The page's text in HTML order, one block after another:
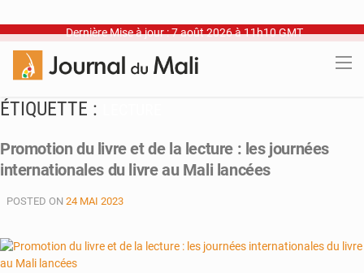
Dernière Mise à jour : 7 août 2026 à 11h10 GMT
ÉTIQUETTE :
Promotion du livre et de la lecture : les journées
internationales du livre au Mali lancées
POSTED ON 24 MAI 2023